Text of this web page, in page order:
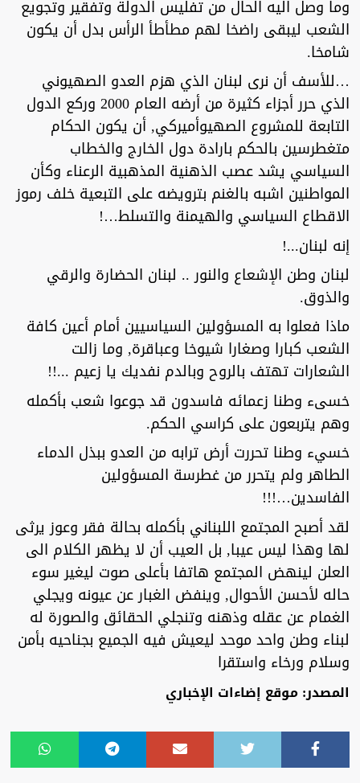
وما وصل اليه الحال من تفليس الدولة وتفقير وتجويع
الشعب ليبقى راضخا لهم مطأطأ الرأس بدل أن يكون
شامخا.
…للأسف أن نرى لبنان الذي هزم العدو الصهيوني
الذي حرر أجزاء كثيرة من أرضه العام 2000 وركع الدول
التابعة للمشروع الصهيوأميركي, أن يكون الحكام
متغطرسين بالحكم بارادة دول الخارج والخطاب
السياسي يشد عصب الذهنية المذهبية الرعناء وكأن
المواطنين اشبه بالغنم بترويضه على التبعية خلف رموز
الاقطاع السياسي والهيمنة والتسلط…!
إنه لبنان...!
لبنان وطن الإشعاع والنور .. لبنان الحضارة والرقي
والذوق.
ماذا فعلوا به المسؤولين السياسيين أمام أعين كافة
الشعب كبارا وصغارا شيوخا وعباقرة, وما زالت
الشعارات تهتف بالروح وبالدم نفديك يا زعيم ...!!
خسىء وطنا زعمائه فاسدون قد جوعوا شعب بأكمله
وهم يتربعون على كراسي الحكم.
خسيء وطنا تحررت أرض ترابه من العدو ببذل الدماء
الطاهر ولم يتحرر من غطرسة المسؤولين
الفاسدين…!!!
لقد أصبح المجتمع اللبناني بأكمله بحالة فقر وعوز يرثى
لها وهذا ليس عيبا, بل العيب أن لا يظهر الكلام الى
العلن لينهض المجتمع هاتفا بأعلى صوت ليغير سوء
حاله لأحسن الأحوال, وينفض الغبار عن عيونه ويجلي
الغمام عن عقله وذهنه وتنجلي الحقائق والصورة له
لبناء وطن واحد موحد ليعيش فيه الجميع بجناحيه بأمن
وسلام ورخاء واستقرا
المصدر: موقع إضاءات الإخباري